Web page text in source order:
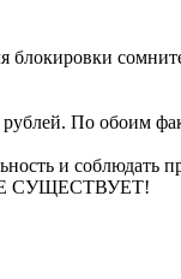
По обоим
и соблюдать
НЕ СУЩЕСТВУЕТ!